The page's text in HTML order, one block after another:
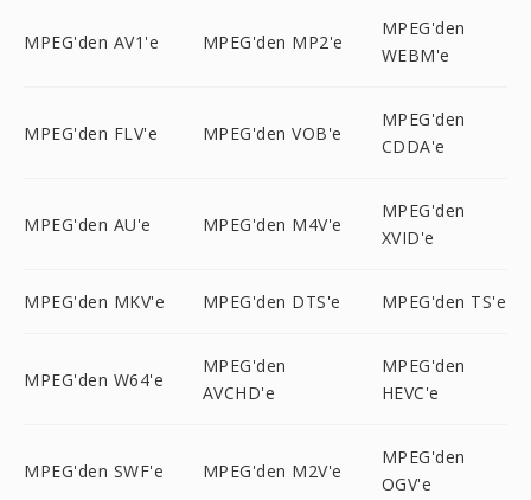
MPEG'den AV1'e MPEG'den MP2'e
MPEG'den
WEBM'e
MPEG'den FLV'e MPEG'den VOB'e
MPEG'den
CDDA'e
MPEG'den AU'e MPEG'den M4V'e
MPEG'den
XVID'e
MPEG'den MKV'e MPEG'den DTS'e MPEG'den TS'e
MPEG'den W64'e
MPEG'den
AVCHD'e
MPEG'den
HEVC'e
MPEG'den SWF'e MPEG'den M2V'e
MPEG'den
OGV'e